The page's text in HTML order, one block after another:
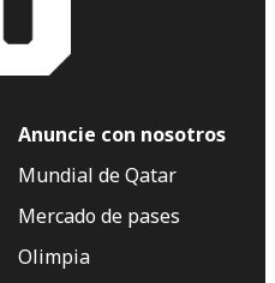
Anuncie con nosotros
Mundial de Qatar
Mercado de pases
Olimpia